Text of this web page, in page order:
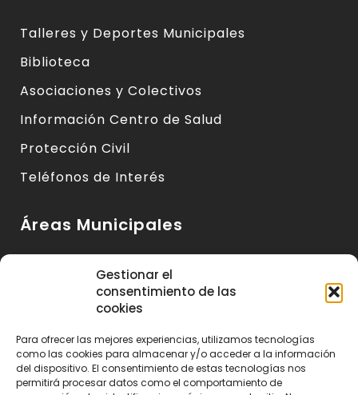
Gestionar el
consentimiento de las
cookies
Para ofrecer las mejores experiencias, utilizamos tecnologías
como las cookies para almacenar y/o acceder a la información
del dispositivo. El consentimiento de estas tecnologías nos
permitirá procesar datos como el comportamiento de
Talleres y Deportes Municipales
Biblioteca
Asociaciones y Colectivos
Información Centro de Salud
Protección Civil
Teléfonos de Interés
Áreas Municipales
Urbanismo y Vivienda
Medio Ambiente y Sanidad
Servicios Sociales
Seguridad Ciudadana